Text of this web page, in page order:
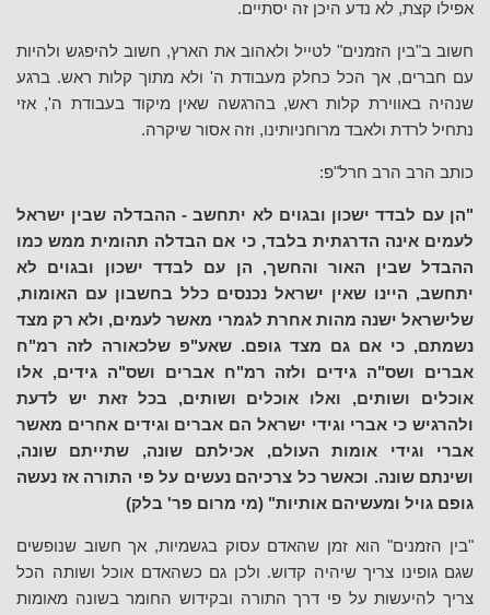
אפילו קצת, לא נדע היכן זה יסתיים.
חשוב ב"בין הזמנים" לטייל ולאהוב את הארץ, חשוב להיפגש ולהיות
עם חברים, אך הכל כחלק מעבודת ה' ולא מתוך קלות ראש. ברגע
שנהיה באווירת קלות ראש, בהרגשה שאין מיקוד בעבודת ה', אזי
נתחיל לרדת ולאבד מרוחניותינו, וזה אסור שיקרה.
כותב הרב הרב חרל"פ:
"הן עם לבדד ישכון ובגוים לא יתחשב - ההבדלה שבין ישראל
לעמים אינה הדרגתית בלבד, כי אם הבדלה תהומית ממש כמו
ההבדל שבין האור והחשך, הן עם לבדד ישכון ובגוים לא
יתחשב, היינו שאין ישראל נכנסים כלל בחשבון עם האומות,
שלישראל ישנה מהות אחרת לגמרי מאשר לעמים, ולא רק מצד
נשמתם, כי אם גם מצד גופם. שאע"פ שלכאורה לזה רמ"ח
אברים ושס"ה גידים ולזה רמ"ח אברים ושס"ה גידים, אלו
אוכלים ושותים, ואלו אוכלים ושותים, בכל זאת יש לדעת
ולהרגיש כי אברי וגידי ישראל הם אברים וגידים אחרים מאשר
אברי וגידי אומות העולם, אכילתם שונה, שתייתם שונה,
ושינתם שונה. וכאשר כל צרכיהם נעשים על פי התורה אז נעשה
גופם גויל ומעשיהם אותיות" (מי מרום פר' בלק)
"בין הזמנים" הוא זמן שהאדם עסוק בגשמיות, אך חשוב שנופשים
שגם גופינו צריך שיהיה קדוש. ולכן גם כשהאדם אוכל ושותה הכל
צריך להיעשות על פי דרך התורה ובקידוש החומר בשונה מאומות